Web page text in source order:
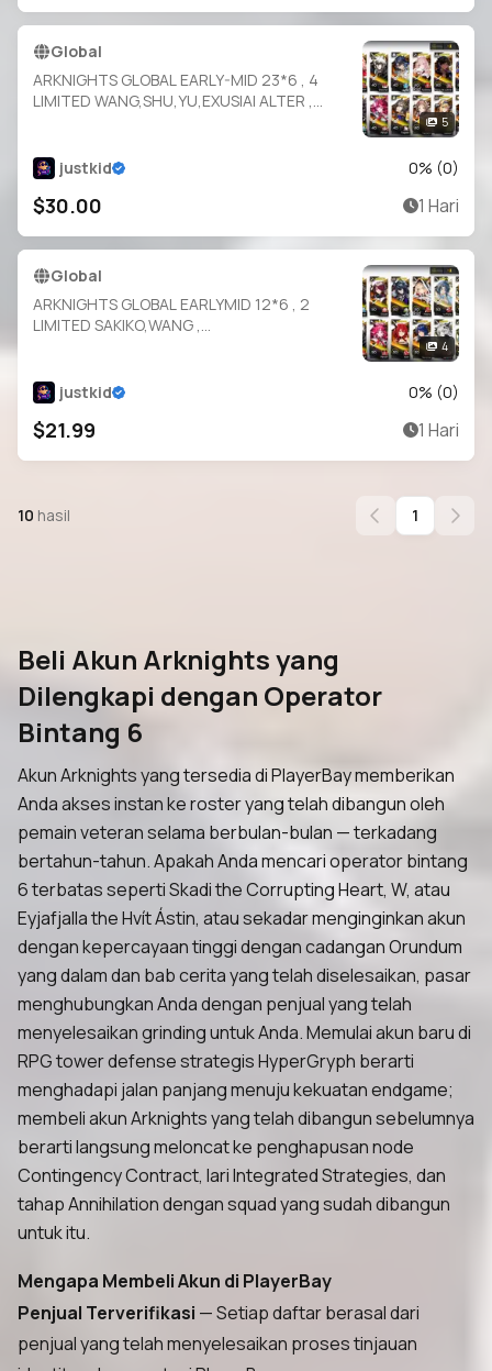
Global
ARKNIGHTS GLOBAL EARLY-MID 23*6 , 4
LIMITED WANG,SHU,YU,EXUSIAI ALTER ,
ALTER,GOLDENGLOW,EYJA,POZEMKA,NASTI
,STAINLESS,SILVERASH
5
justkid 0% (0)
$30.00 1 Hari
Global
ARKNIGHTS GLOBAL EARLYMID 12*6 , 2
LIMITED SAKIKO,WANG ,
GIL
4
justkid 0% (0)
$21.99 1 Hari
10 hasil 1
Beli Akun Arknights yang
Dilengkapi dengan Operator
Bintang 6
Akun Arknights yang tersedia di PlayerBay memberikan
Anda akses instan ke roster yang telah dibangun oleh
pemain veteran selama berbulan-bulan — terkadang
bertahun-tahun. Apakah Anda mencari operator bintang
6 terbatas seperti Skadi the Corrupting Heart, W, atau
Eyjafjalla the Hvít Ástin, atau sekadar menginginkan akun
dengan kepercayaan tinggi dengan cadangan Orundum
yang dalam dan bab cerita yang telah diselesaikan, pasar
menghubungkan Anda dengan penjual yang telah
menyelesaikan grinding untuk Anda. Memulai akun baru di
RPG tower defense strategis HyperGryph berarti
menghadapi jalan panjang menuju kekuatan endgame;
membeli akun Arknights yang telah dibangun sebelumnya
berarti langsung meloncat ke penghapusan node
Contingency Contract, lari Integrated Strategies, dan
tahap Annihilation dengan squad yang sudah dibangun
untuk itu.
Mengapa Membeli Akun di PlayerBay
Penjual Terverifikasi — Setiap daftar berasal dari
penjual yang telah menyelesaikan proses tinjauan